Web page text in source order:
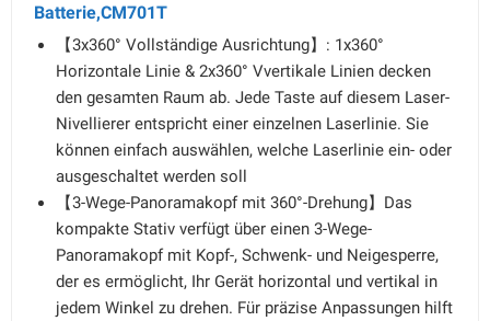
Batterie,CM701T
【3x360° Vollständige Ausrichtung】: 1x360°
Horizontale Linie & 2x360° Vvertikale Linien decken
den gesamten Raum ab. Jede Taste auf diesem Laser-
Nivellierer entspricht einer einzelnen Laserlinie. Sie
können einfach auswählen, welche Laserlinie ein- oder
ausgeschaltet werden soll
【3-Wege-Panoramakopf mit 360°-Drehung】Das
kompakte Stativ verfügt über einen 3-Wege-
Panoramakopf mit Kopf-, Schwenk- und Neigesperre,
der es ermöglicht, Ihr Gerät horizontal und vertikal in
jedem Winkel zu drehen. Für präzise Anpassungen hilft